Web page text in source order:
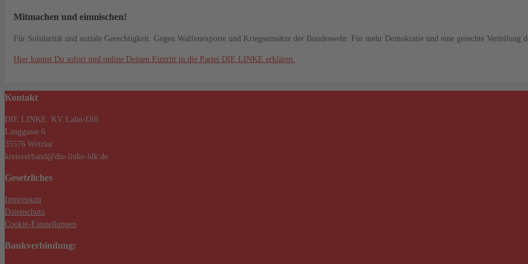
Mitmachen und einmischen!
Für Solidarität und soziale Gerechtigkeit. Gegen Waffenexporte und Kriegseinsätze der Bundeswehr. Für mehr Demokratie und eine gerechte Verteilung
Hier kannst Du sofort und online Deinen Eintritt in die Partei DIE LINKE erklären.
Kontakt
DIE LINKE. KV Lahn-Dill
Langgasse 6
35576 Wetzlar
kreisverband@die-linke-ldk.de
Gesetzliches
Impressum
Datenschutz
Cookie-Einstellungen
Bankverbindung: